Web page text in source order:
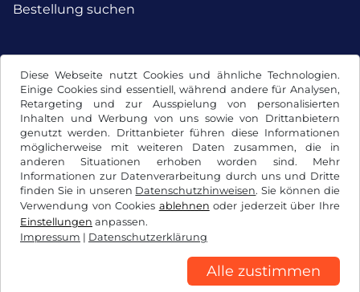
Diese Webseite nutzt Cookies und ähnliche Technologien.
Einige Cookies sind essentiell, während andere für Analysen,
Retargeting und zur Ausspielung von personalisierten
Inhalten und Werbung von uns sowie von Drittanbietern
genutzt werden. Drittanbieter führen diese Informationen
möglicherweise mit weiteren Daten zusammen, die in
anderen Situationen erhoben worden sind. Mehr
Informationen zur Datenverarbeitung durch uns und Dritte
finden Sie in unseren Datenschutzhinweisen. Sie können die
Verwendung von Cookies ablehnen oder jederzeit über Ihre
Einstellungen anpassen.
Impressum | Datenschutzerklärung
Alle zustimmen
Bestellung suchen
Facebook Instagram
AGB / Widerrufsrecht
Datenschutzerklärung
Impressum